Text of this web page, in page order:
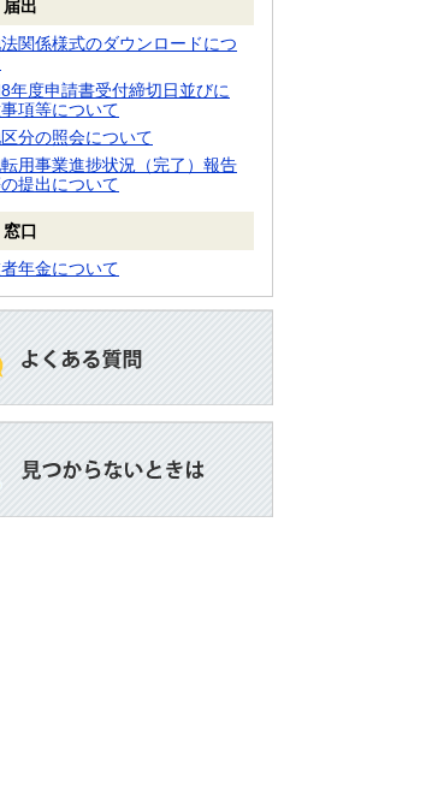
出
関係様式のダウンロードにつ
年度申請書受付締切日並びに
項等について
分の照会について
用事業進捗状況（完了）報告
提出について
口
年金について